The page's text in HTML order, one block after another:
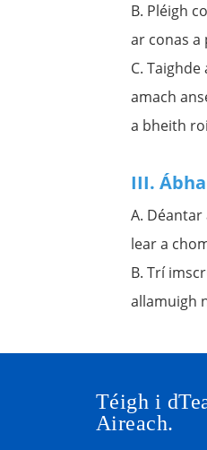
B. Pléigh
ar conas
C.
amach
a bheith
III.
A.
lear a
B. Trí
allamuigh
Téigh i
Aireach.